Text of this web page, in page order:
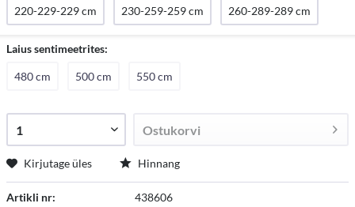
220-229-229 cm 230-259-259 cm 260-289-289 cm
Laius sentimeetrites:
480 cm 500 cm 550 cm
Ostukorvi
Kirjutage üles Hinnang
Artikli nr:
438606